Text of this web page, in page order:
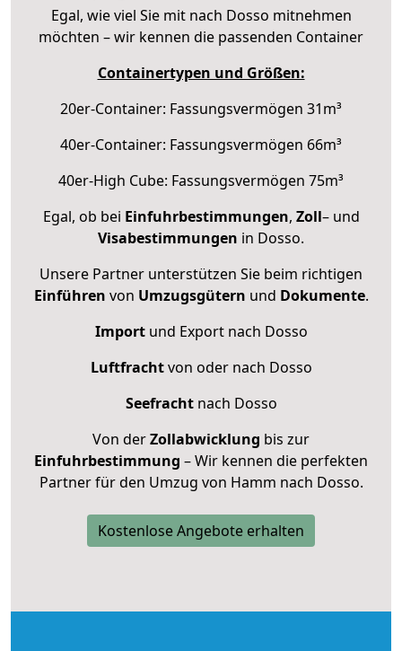
Egal, wie viel Sie mit nach Dosso mitnehmen
möchten – wir kennen die passenden Container
Containertypen und Größen:
20er-Container: Fassungsvermögen 31m³
40er-Container: Fassungsvermögen 66m³
40er-High Cube: Fassungsvermögen 75m³
Egal, ob bei Einfuhrbestimmungen, Zoll– und
Visabestimmungen in Dosso.
Unsere Partner unterstützen Sie beim richtigen
Einführen von Umzugsgütern und Dokumente.
Importund Export nach Dosso
Luftfrachtvon oder nach Dosso
Seefrachtnach Dosso
Von derZollabwicklung bis zur
Einfuhrbestimmung – Wir kennen die perfekten
Partner für den Umzug von Hamm nach Dosso.
Kostenlose Angebote erhalten